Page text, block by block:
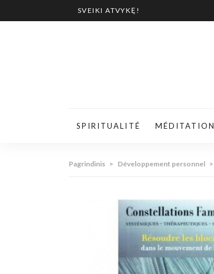
SVEIKI ATVYKĘ!
SPIRITUALITÉ MÉDITATION
Pagrindinis > Développement personnel >